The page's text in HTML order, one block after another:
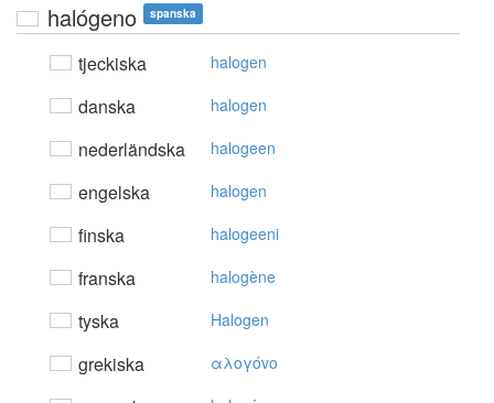
halógeno spanska
tjeckiska halogen
danska halogen
nederländska halogeen
engelska halogen
finska halogeeni
franska halogène
tyska Halogen
grekiska αλoγόvo